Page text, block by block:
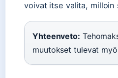
voivat itse valita,
Yhteenveto:
muutokset tulevat